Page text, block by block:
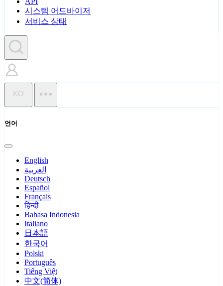
시스템 어드바이저
서비스 상태
KO
언어
English
العربية
Deutsch
Español
Français
हिन्दी
Bahasa Indonesia
Italiano
日本語
한국어
Polski
Português
Tiếng Việt
中文(简体)